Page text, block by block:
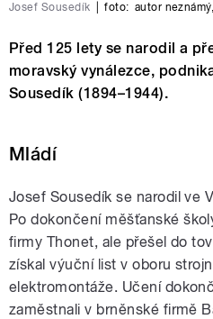
Josef Sousedík foto: autor neznámý,
Před 125 lety se narodil a
moravský vynálezce,
Sousedík (1894–1944).
Mládí
Josef Sousedík se narodil ve
Po dokončení měšťanské
firmy Thonet, ale přešel do
získal výuční list v oboru
elektromontáže. Učení
zaměstnali v brněnské firmě